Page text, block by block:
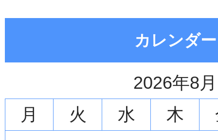
カレンダー
2026年8月
月
火 水 木